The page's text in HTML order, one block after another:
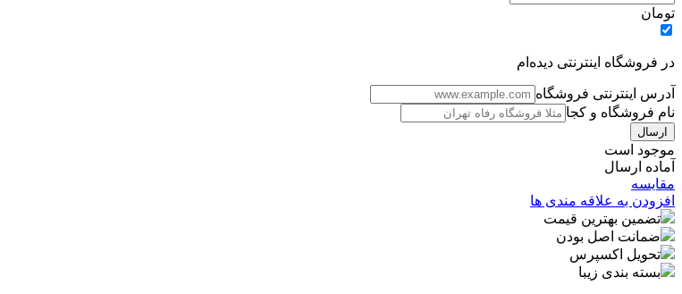
تومان
در فروشگاه اینترنتی دیده‌ام
آدرس اینترنتی فروشگاه
نام فروشگاه و کجا
موجود است
آماده ارسال
مقایسه
افزودن به علاقه مندی ها
تضمین بهترین قیمت
ضمانت اصل بودن
تحویل اکسپرس
بسته بندی زیبا